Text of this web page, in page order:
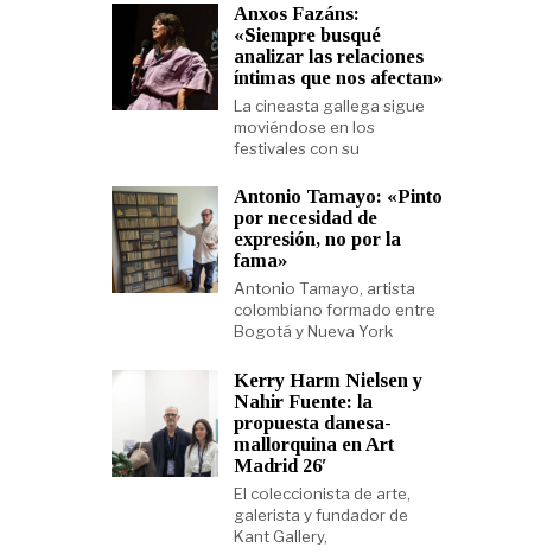
Anxos Fazáns:
«Siempre busqué
analizar las relaciones
íntimas que nos afectan»
La cineasta gallega sigue
moviéndose en los
festivales con su
Antonio Tamayo: «Pinto
por necesidad de
expresión, no por la
fama»
Antonio Tamayo, artista
colombiano formado entre
Bogotá y Nueva York
Kerry Harm Nielsen y
Nahir Fuente: la
propuesta danesa-
mallorquina en Art
Madrid 26′
El coleccionista de arte,
galerista y fundador de
Kant Gallery,